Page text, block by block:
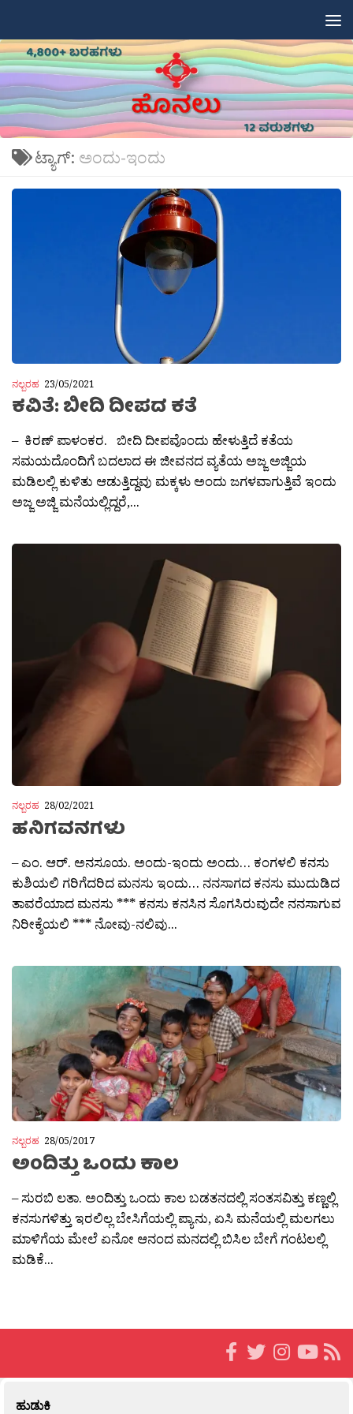
ಟ್ಯಾಗ್: ಅಂದು-ಇಂದು
ನಲ್ಬರಹ 23/05/2021
ಕವಿತೆ: ಬೀದಿ ದೀಪದ ಕತೆ
– ಕಿರಣ್ ಪಾಳಂಕರ. ಬೀದಿ ದೀಪವೊಂದು ಹೇಳುತ್ತಿದೆ ಕತೆಯ
ಸಮಯದೊಂದಿಗೆ ಬದಲಾದ ಈ ಜೀವನದ ವ್ಯತೆಯ ಅಜ್ಜ ಅಜ್ಜಿಯ
ಮಡಿಲಲ್ಲಿ ಕುಳಿತು ಆಡುತ್ತಿದ್ದವು ಮಕ್ಕಳು ಅಂದು ಜಗಳವಾಗುತ್ತಿವೆ ಇಂದು
ಅಜ್ಜ ಅಜ್ಜಿ ಮನೆಯಲ್ಲಿದ್ದರೆ,...
ನಲ್ಬರಹ 28/02/2021
ಹನಿಗವನಗಳು
– ಎಂ. ಆರ್. ಅನಸೂಯ. ಅಂದು-ಇಂದು ಅಂದು… ಕಂಗಳಲಿ ಕನಸು
ಕುಶಿಯಲಿ ಗರಿಗೆದರಿದ ಮನಸು ಇಂದು… ನನಸಾಗದ ಕನಸು ಮುದುಡಿದ
ತಾವರೆಯಾದ ಮನಸು *** ಕನಸು ಕನಸಿನ ಸೊಗಸಿರುವುದೇ ನನಸಾಗುವ
ನಿರೀಕ್ಶೆಯಲಿ *** ನೋವು-ನಲಿವು...
ನಲ್ಬರಹ 28/05/2017
ಅಂದಿತ್ತು ಒಂದು ಕಾಲ
– ಸುರಬಿ ಲತಾ. ಅಂದಿತ್ತು ಒಂದು ಕಾಲ ಬಡತನದಲ್ಲಿ ಸಂತಸವಿತ್ತು ಕಣ್ಣಲ್ಲಿ
ಕನಸುಗಳಿತ್ತು ಇರಲಿಲ್ಲ ಬೇಸಿಗೆಯಲ್ಲಿ ಪ್ಯಾನು, ಏಸಿ ಮನೆಯಲ್ಲಿ ಮಲಗಲು
ಮಾಳಿಗೆಯ ಮೇಲೆ ಏನೋ ಆನಂದ ಮನದಲ್ಲಿ ಬಿಸಿಲ ಬೇಗೆ ಗಂಟಲಲ್ಲಿ
ಮಡಿಕೆ...
ಹುಡುಕಿ